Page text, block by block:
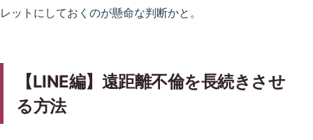
レットにしておくのが懸命な判断かと。
【LINE編】遠距離不倫を長続きさせ
る方法